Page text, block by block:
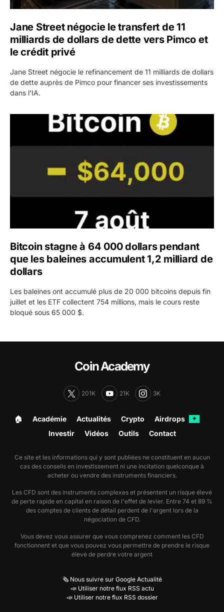
Jane Street négocie le transfert de 11
milliards de dollars de dette vers Pimco et
le crédit privé
Jane Street négocie le refinancement de 11 milliards de dollars
de dette auprès de Pimco pour financer ses investissements
dans l'IA.
Bitcoin stagne à 64 000 dollars pendant que les
Bitcoin stagne à 64 000 dollars pendant
que les baleines accumulent 1,2 milliard de
dollars
Les baleines ont accumulé plus de 20 000 bitcoins depuis fin
juillet et les ETF collectent 754 millions, mais le cours reste
bloqué sous 65 000 $.
Coin Academy
201K 21K 3K
🏠︎ Académie Actualités Crypto Airdrops ✦
Investir Vidéos Outils Contact
Ce site et les informations qui y sont publiées ne constituent en aucun
cas des conseils en investissement ni une incitation quelconque à
acheter ou vendre des instruments financiers.
Les CFD sont des instruments complexes et présentent un risque élevé
de perte rapide en capital en raison de l'effet de levier. Entre 74 et 89 %
des comptes de clients de détail perdent de l'argent lors de la
négociation de CFD.
Vous devez vous assurer que vous comprenez comment les CFD
fonctionnent et que vous pouvez vous permettre de prendre le risque
élevé de perdre votre argent
🗞️ Nous suivre sur Google Actualité
📣 Utiliser notre flux RSS actu
📣 Utiliser notre flux RSS dossier